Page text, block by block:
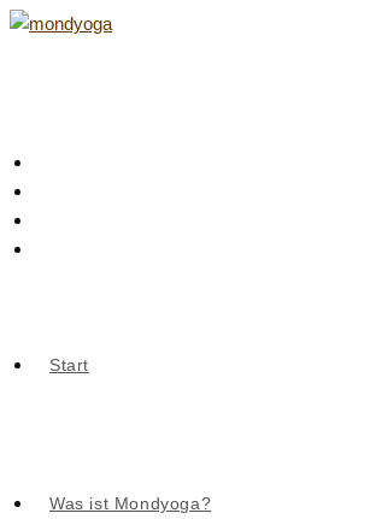
Zum
Start
Was ist Mondyoga?